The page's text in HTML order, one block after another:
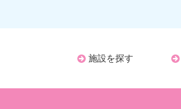
施設を探す